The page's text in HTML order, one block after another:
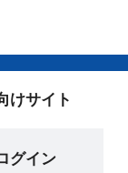
けサイト
グイン